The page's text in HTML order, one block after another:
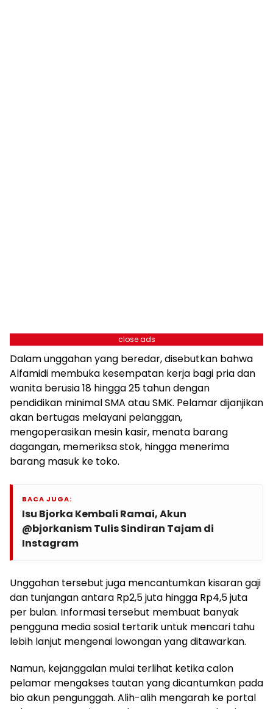
close ads
Dalam unggahan yang beredar, disebutkan bahwa
Alfamidi membuka kesempatan kerja bagi pria dan
wanita berusia 18 hingga 25 tahun dengan
pendidikan minimal SMA atau SMK. Pelamar dijanjikan
akan bertugas melayani pelanggan,
mengoperasikan mesin kasir, menata barang
dagangan, memeriksa stok, hingga menerima
barang masuk ke toko.
BACA JUGA:
Isu Bjorka Kembali Ramai, Akun
@bjorkanism Tulis Sindiran Tajam di
Instagram
Unggahan tersebut juga mencantumkan kisaran gaji
dan tunjangan antara Rp2,5 juta hingga Rp4,5 juta
per bulan. Informasi tersebut membuat banyak
pengguna media sosial tertarik untuk mencari tahu
lebih lanjut mengenai lowongan yang ditawarkan.
Namun, kejanggalan mulai terlihat ketika calon
pelamar mengakses tautan yang dicantumkan pada
bio akun pengunggah. Alih-alih mengarah ke portal